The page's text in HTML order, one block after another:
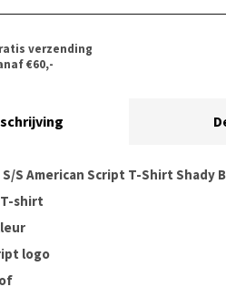
verzending
€60,-
S American Script T-Shirt Shady
shirt
logo